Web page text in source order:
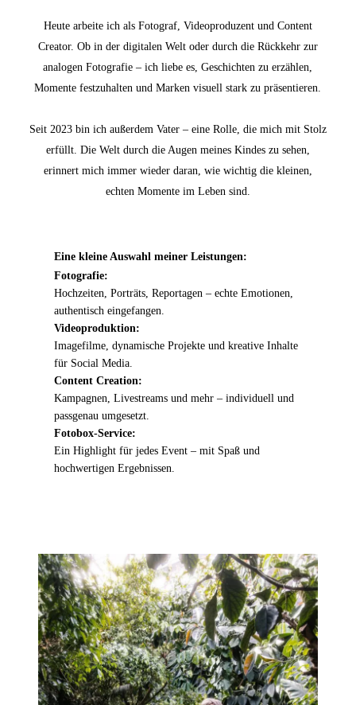
Heute arbeite ich als Fotograf, Videoproduzent und Content
Creator. Ob in der digitalen Welt oder durch die Rückkehr zur
analogen Fotografie – ich liebe es, Geschichten zu erzählen,
Momente festzuhalten und Marken visuell stark zu präsentieren.
Seit 2023 bin ich außerdem Vater – eine Rolle, die mich mit Stolz
erfüllt. Die Welt durch die Augen meines Kindes zu sehen,
erinnert mich immer wieder daran, wie wichtig die kleinen,
echten Momente im Leben sind.
Eine kleine Auswahl meiner Leistungen:
Fotografie:
Hochzeiten, Porträts, Reportagen – echte Emotionen,
authentisch eingefangen.
Videoproduktion:
Imagefilme, dynamische Projekte und kreative Inhalte
für Social Media.
Content Creation:
Kampagnen, Livestreams und mehr – individuell und
passgenau umgesetzt.
Fotobox-Service:
Ein Highlight für jedes Event – mit Spaß und
hochwertigen Ergebnissen.